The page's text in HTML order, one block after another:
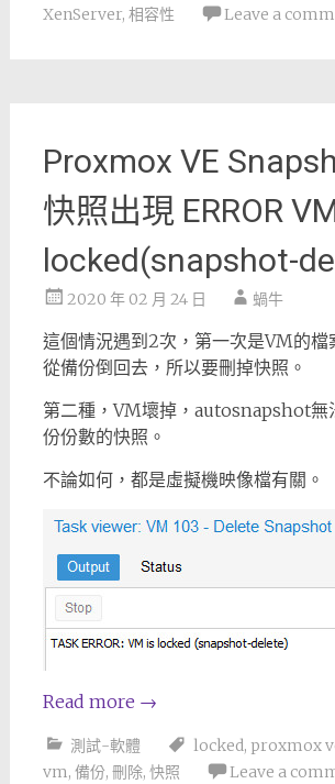
XenServer, 相容性 Leave a
Proxmox VE
快照出現 ERROR
locked(snapshot-
2020 年 02 月 24 日 蝸牛
這個情況遇到2次，第一次是VM的檔
從備份倒回去，所以要刪掉快照。
第二種，VM壞掉，autosnapshot無
份份數的快照。
不論如何，都是虛擬機映像檔有關。
Read more →
測試-軟體 locked, proxmox
vm, 備份, 刪除, 快照 Leave a